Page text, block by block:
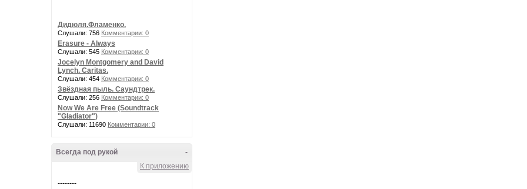
Дидюля.Фламенко.
Слушали: 756 Комментарии: 0
Erasure - Always
Слушали: 545 Комментарии: 0
Jocelyn Montgomery and David
Lynch. Caritas.
Слушали: 454 Комментарии: 0
Звёздная пыль. Саундтрек.
Слушали: 256 Комментарии: 0
Now We Are Free (Soundtrack
"Gladiator")
Слушали: 11690 Комментарии: 0
-
Всегда под рукой
К приложению
--------